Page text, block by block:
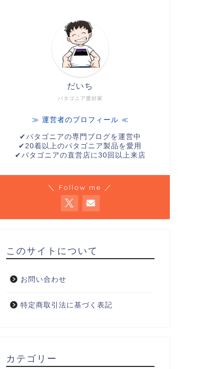
パタゴニア愛好家
だいち
≫ 運営者のプロフィール ≪
✔︎パタゴニアの専門ブログを運営中
✔︎20着以上のパタゴニア製品を愛用
✔︎パタゴニアの直営店に30回以上来店
＼ Follow me ／
このサイトについて
お問い合わせ
特定商取引法に基づく表記
カテゴリー